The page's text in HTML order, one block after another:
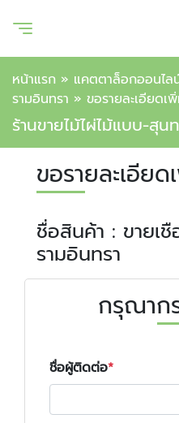
หน้าแรก » แคตตาล็อกออนไล
รามอินทรา » ขอรายละเอียดเ
ร้านขายไม้ไผ่ไม้แบบ-สุ
ขอรายละเอียด
ชื่อสินค้า : ขายเ
รามอินทรา
กรุณาก
ชื่อผู้ติดต่อ